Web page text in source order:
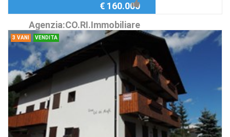
Agenzia:CO.RI.Immobiliare
€ 160.000
3 VANI VENDITA